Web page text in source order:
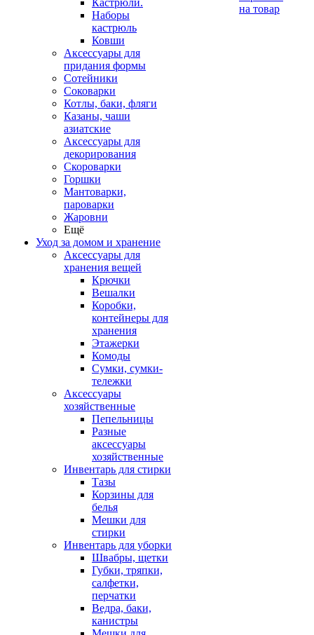
Кастрюли.
Наборы
кастрюль
Ковши
Аксессуары для
придания формы
Сотейники
Соковарки
Котлы, баки, фляги
Казаны, чаши
азиатские
Аксессуары для
декорирования
Скороварки
Горшки
Мантоварки,
пароварки
Жаровни
Ещё
Уход за домом и хранение
Аксессуары для
хранения вещей
Крючки
Вешалки
Коробки,
контейнеры для
хранения
Этажерки
Комоды
Сумки, сумки-
тележки
Аксессуары
хозяйственные
Пепельницы
Разные
аксессуары
хозяйственные
Инвентарь для стирки
Тазы
Корзины для
белья
Мешки для
стирки
Инвентарь для уборки
Швабры, щетки
Губки, тряпки,
салфетки,
перчатки
Ведра, баки,
канистры
на товар